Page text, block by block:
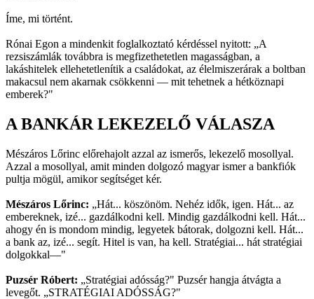
Íme, mi történt.
Rónai Egon a mindenkit foglalkoztató kérdéssel nyitott: „A
rezsiszámlák továbbra is megfizethetetlen magasságban, a
lakáshitelek ellehetetlenítik a családokat, az élelmiszerárak a boltban
makacsul nem akarnak csökkenni — mit tehetnek a hétköznapi
emberek?"
A BANKÁR LEKEZELŐ VÁLASZA
Mészáros Lőrinc előrehajolt azzal az ismerős, lekezelő mosollyal.
Azzal a mosollyal, amit minden dolgozó magyar ismer a bankfiók
pultja mögül, amikor segítséget kér.
Mészáros Lőrinc: „Hát... köszönöm. Nehéz idők, igen. Hát... az
embereknek, izé... gazdálkodni kell. Mindig gazdálkodni kell. Hát...
ahogy én is mondom mindig, legyetek bátorak, dolgozni kell. Hát...
a bank az, izé... segít. Hitel is van, ha kell. Stratégiai... hát stratégiai
dolgokkal—"
Puzsér Róbert: „Stratégiai adósság?" Puzsér hangja átvágta a
levegőt. „STRATÉGIAI ADÓSSÁG?"